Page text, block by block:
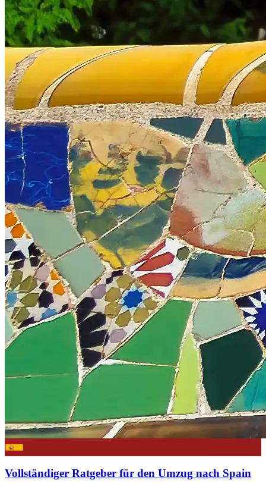
Vollständiger Ratgeber für den Umzug nach Spain